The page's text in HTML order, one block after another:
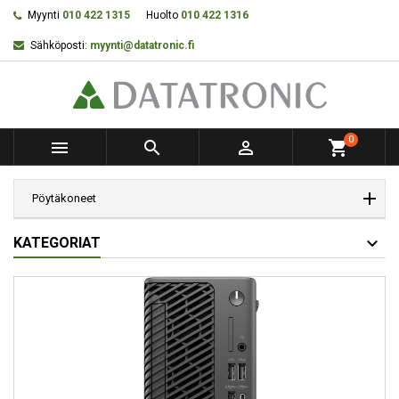
Myynti 010 422 1315 Huolto 010 422 1316
Sähköposti: myynti@datatronic.fi
   shopping_cart0
Pöytäkoneet
KATEGORIAT